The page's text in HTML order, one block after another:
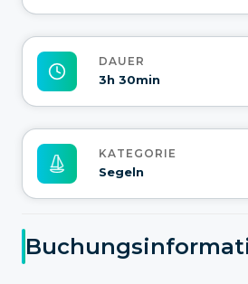
DAUER
3h 30min
KATEGORIE
Segeln